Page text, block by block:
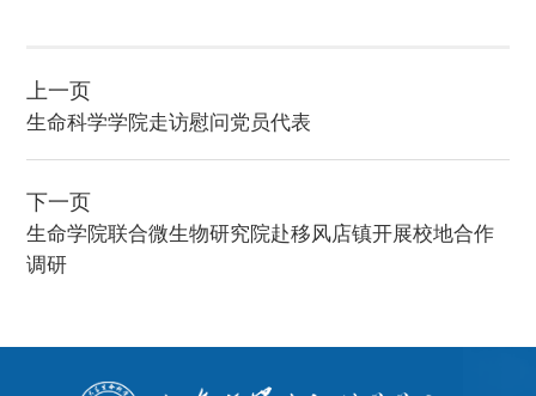
上一页
生命科学学院走访慰问党员代表
下一页
生命学院联合微生物研究院赴移风店镇开展校地合作
调研